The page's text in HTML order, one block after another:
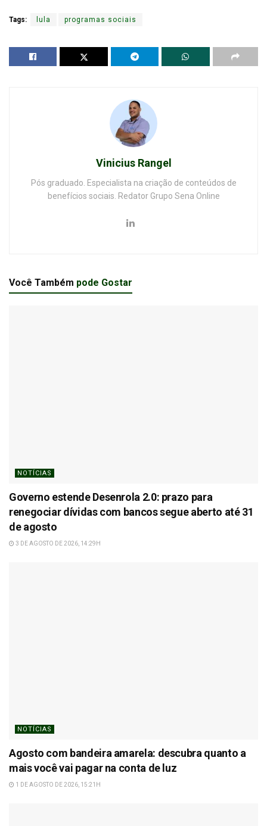
Tags: lula programas sociais
Vinicius Rangel
Pós graduado. Especialista na criação de conteúdos de
benefícios sociais. Redator Grupo Sena Online
Você Também pode Gostar
NOTÍCIAS
Governo estende Desenrola 2.0: prazo para
renegociar dívidas com bancos segue aberto até 31
de agosto
3 DE AGOSTO DE 2026, 14:29H
NOTÍCIAS
Agosto com bandeira amarela: descubra quanto a
mais você vai pagar na conta de luz
1 DE AGOSTO DE 2026, 15:21H